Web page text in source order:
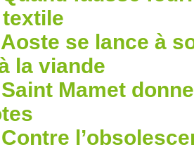
Aoste se lance à
la viande
Saint Mamet
Contre